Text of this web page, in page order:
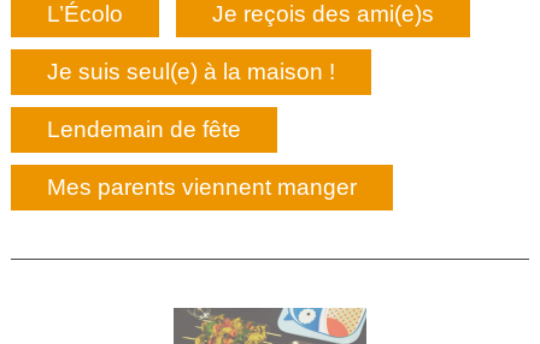
L’Écolo Je reçois des ami(e)s
Je suis seul(e) à la maison !
Lendemain de fête
Mes parents viennent manger